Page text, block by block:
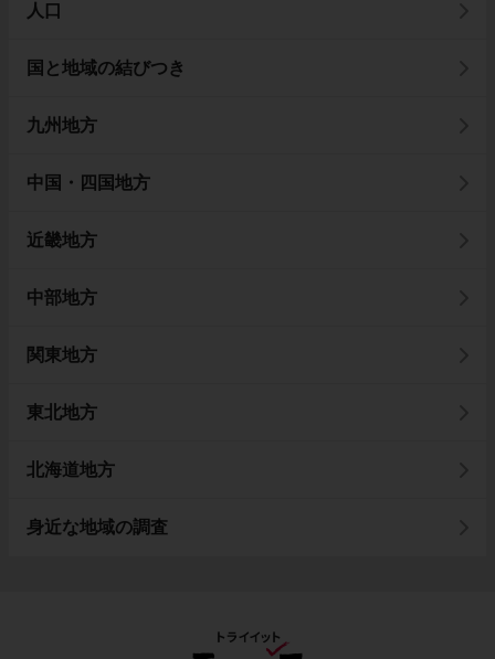
人口
国と地域の結びつき
九州地方
中国・四国地方
近畿地方
中部地方
関東地方
東北地方
北海道地方
身近な地域の調査